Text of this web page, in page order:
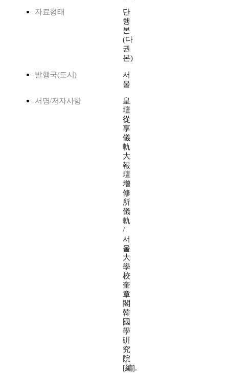
자료형태
단
행
본
(다
권
본)
발행국(도시)
서
울
서명/저자사항
皇
壇
從
享
儀
軌
大
報
壇
增
修
所
儀
軌
/
서
울
大
學
校
奎
章
閣
韓
國
學
硏
究
院
[編].